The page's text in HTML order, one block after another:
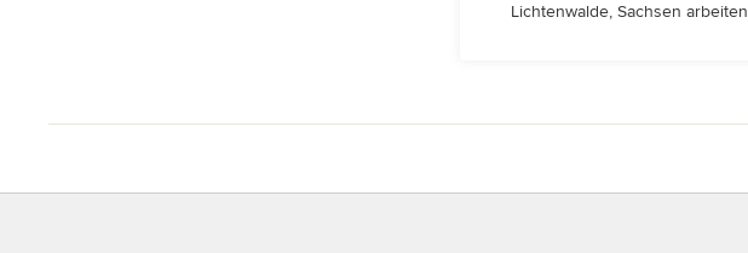
Lichtenwalde, Sachsen arbeiten